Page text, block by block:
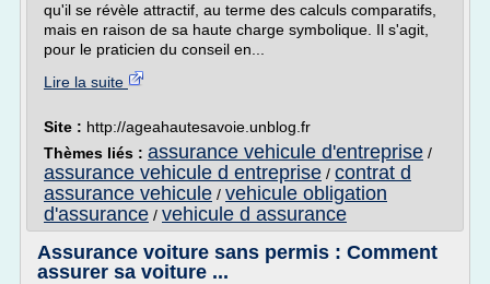
qu'il se révèle attractif, au terme des calculs comparatifs,
mais en raison de sa haute charge symbolique. Il s'agit,
pour le praticien du conseil en...
Lire la suite
Site : http://ageahautesavoie.unblog.fr
Thèmes liés : assurance vehicule d'entreprise /
assurance vehicule d entreprise / contrat d
assurance vehicule / vehicule obligation
d'assurance / vehicule d assurance
Assurance voiture sans permis : Comment
assurer sa voiture ...